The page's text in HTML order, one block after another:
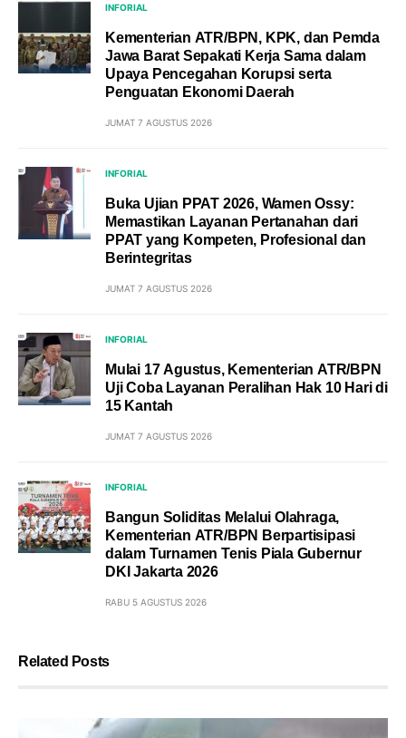
INFORIAL
Kementerian ATR/BPN, KPK, dan Pemda
Jawa Barat Sepakati Kerja Sama dalam
Upaya Pencegahan Korupsi serta
Penguatan Ekonomi Daerah
JUMAT 7 AGUSTUS 2026
INFORIAL
Buka Ujian PPAT 2026, Wamen Ossy:
Memastikan Layanan Pertanahan dari
PPAT yang Kompeten, Profesional dan
Berintegritas
JUMAT 7 AGUSTUS 2026
INFORIAL
Mulai 17 Agustus, Kementerian ATR/BPN
Uji Coba Layanan Peralihan Hak 10 Hari di
15 Kantah
JUMAT 7 AGUSTUS 2026
INFORIAL
Bangun Soliditas Melalui Olahraga,
Kementerian ATR/BPN Berpartisipasi
dalam Turnamen Tenis Piala Gubernur
DKI Jakarta 2026
RABU 5 AGUSTUS 2026
Related Posts